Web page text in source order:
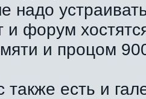
надо
и форум
и процом
есть и